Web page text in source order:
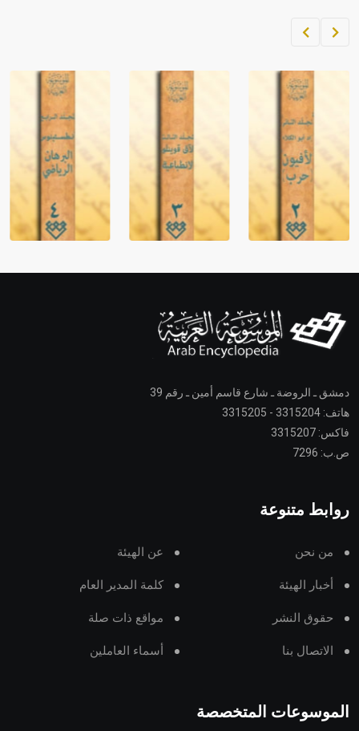
دمشق ـ الروضة ـ شارع قاسم أمين ـ رقم 39
هاتف: 3315204 - 3315205
فاكس: 3315207
ص.ب: 7296
روابط متنوعة
من نحن عن الهيئة
أخبار الهيئة كلمة المدير العام
حقوق النشر مواقع ذات صلة
الاتصال بنا أسماء العاملين
الموسوعات المتخصصة